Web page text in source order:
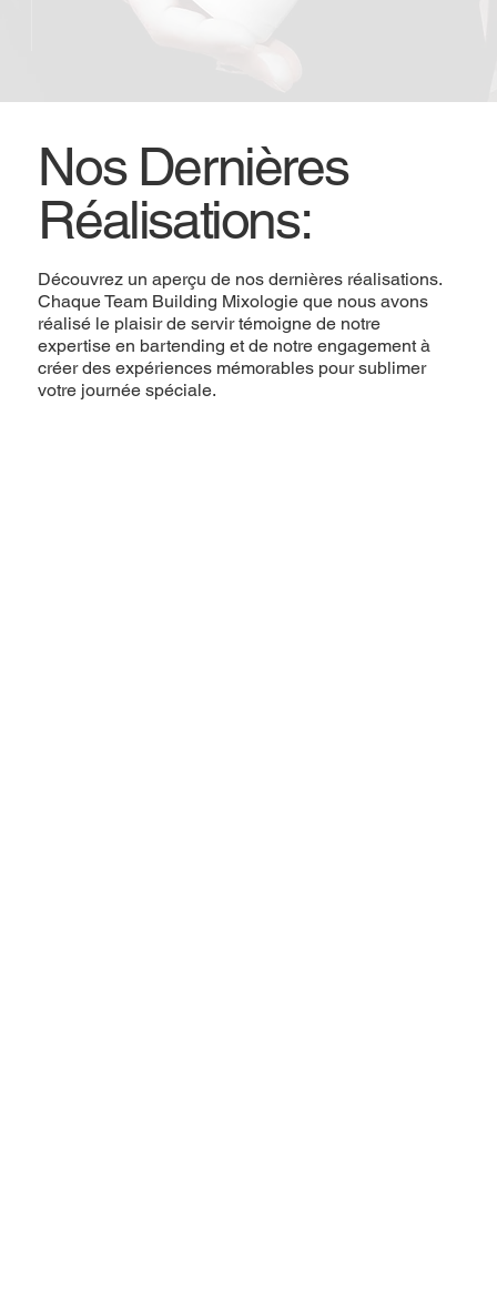
Nos Dernières
Réalisations:
Découvrez un aperçu de nos dernières réalisations.
Chaque Team Building Mixologie que nous avons
réalisé le plaisir de servir témoigne de notre
expertise en bartending et de notre engagement à
créer des expériences mémorables pour sublimer
votre journée spéciale.